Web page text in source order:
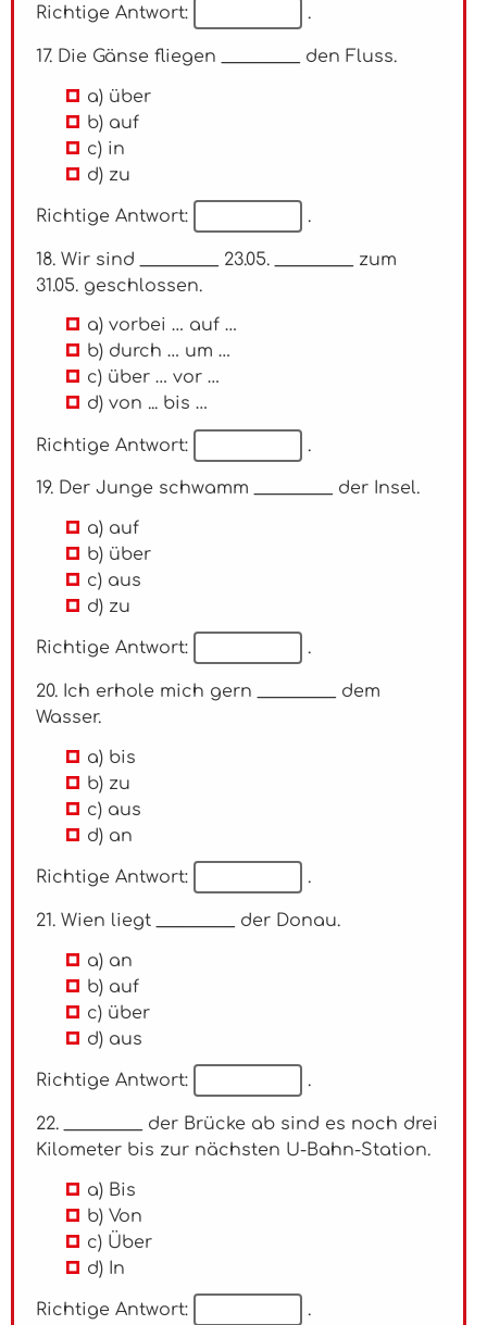
Richtige Antwort: .
17. Die Gänse fliegen _________ den Fluss.
a) über
b) auf
c) in
d) zu
Richtige Antwort: .
18. Wir sind _________ 23.05. _________ zum
31.05. geschlossen.
a) vorbei … auf …
b) durch … um …
c) über … vor …
d) von ... bis …
Richtige Antwort: .
19. Der Junge schwamm _________ der Insel.
a) auf
b) über
c) aus
d) zu
Richtige Antwort: .
20. Ich erhole mich gern _________ dem
Wasser.
a) bis
b) zu
c) aus
d) an
Richtige Antwort: .
21. Wien liegt _________ der Donau.
a) an
b) auf
c) über
d) aus
Richtige Antwort: .
22. _________ der Brücke ab sind es noch drei
Kilometer bis zur nächsten U-Bahn-Station.
a) Bis
b) Von
c) Über
d) In
Richtige Antwort: .